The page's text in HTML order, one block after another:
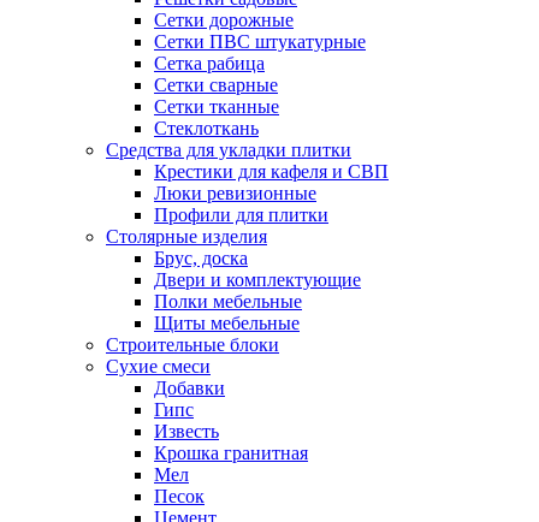
Сетки дорожные
Сетки ПВС штукатурные
Сетка рабица
Сетки сварные
Сетки тканные
Стеклоткань
Средства для укладки плитки
Крестики для кафеля и СВП
Люки ревизионные
Профили для плитки
Столярные изделия
Брус, доска
Двери и комплектующие
Полки мебельные
Щиты мебельные
Строительные блоки
Сухие смеси
Добавки
Гипс
Известь
Крошка гранитная
Мел
Песок
Цемент